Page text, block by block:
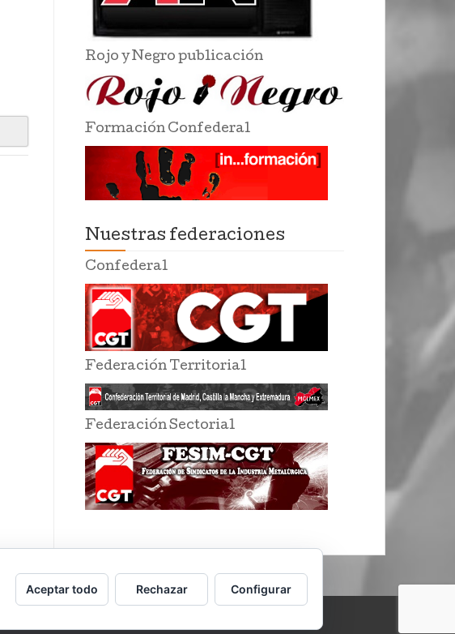
Rojo y Negro publicación
Formación Confederal
Nuestras federaciones
Confederal
Federación Territorial
Federación Sectorial
Aceptar todo Rechazar Configurar